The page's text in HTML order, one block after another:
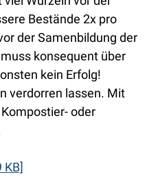
Bestände 2x pro
der Samenbildung der
konsequent über
kein Erfolg!
verdorren lassen. Mit
oder
KB]